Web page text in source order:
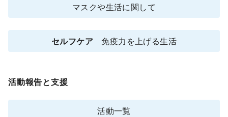
マスクや生活に関して
セルフケア 免疫力を上げる生活
活動報告と支援
活動一覧